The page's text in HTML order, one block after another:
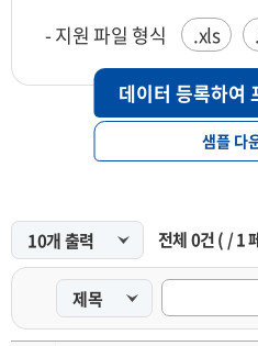
샘플 다
- 지원 파일 형식
.xls
데이터 등록하여
전체0건( /1